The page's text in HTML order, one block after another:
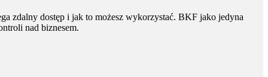
zdalny dostęp i jak to możesz wykorzystać. BKF jako jedyna
nad biznesem.